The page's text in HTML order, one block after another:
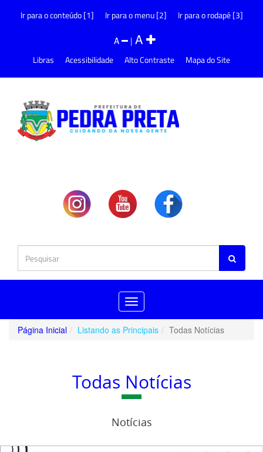
Ir para o conteúdo [1] Ir para o menu [2] Ir para o rodapé [3]
A |A
Libras Acessibilidade Alto Contraste Mapa do Site
Toggle
navigation
Página Inicial
Listando as Principais Todas Notícias
Todas Notícias
Notícias